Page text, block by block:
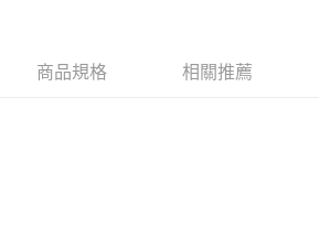
商品規格 相關推薦